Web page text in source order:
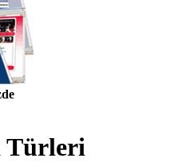
Türleri